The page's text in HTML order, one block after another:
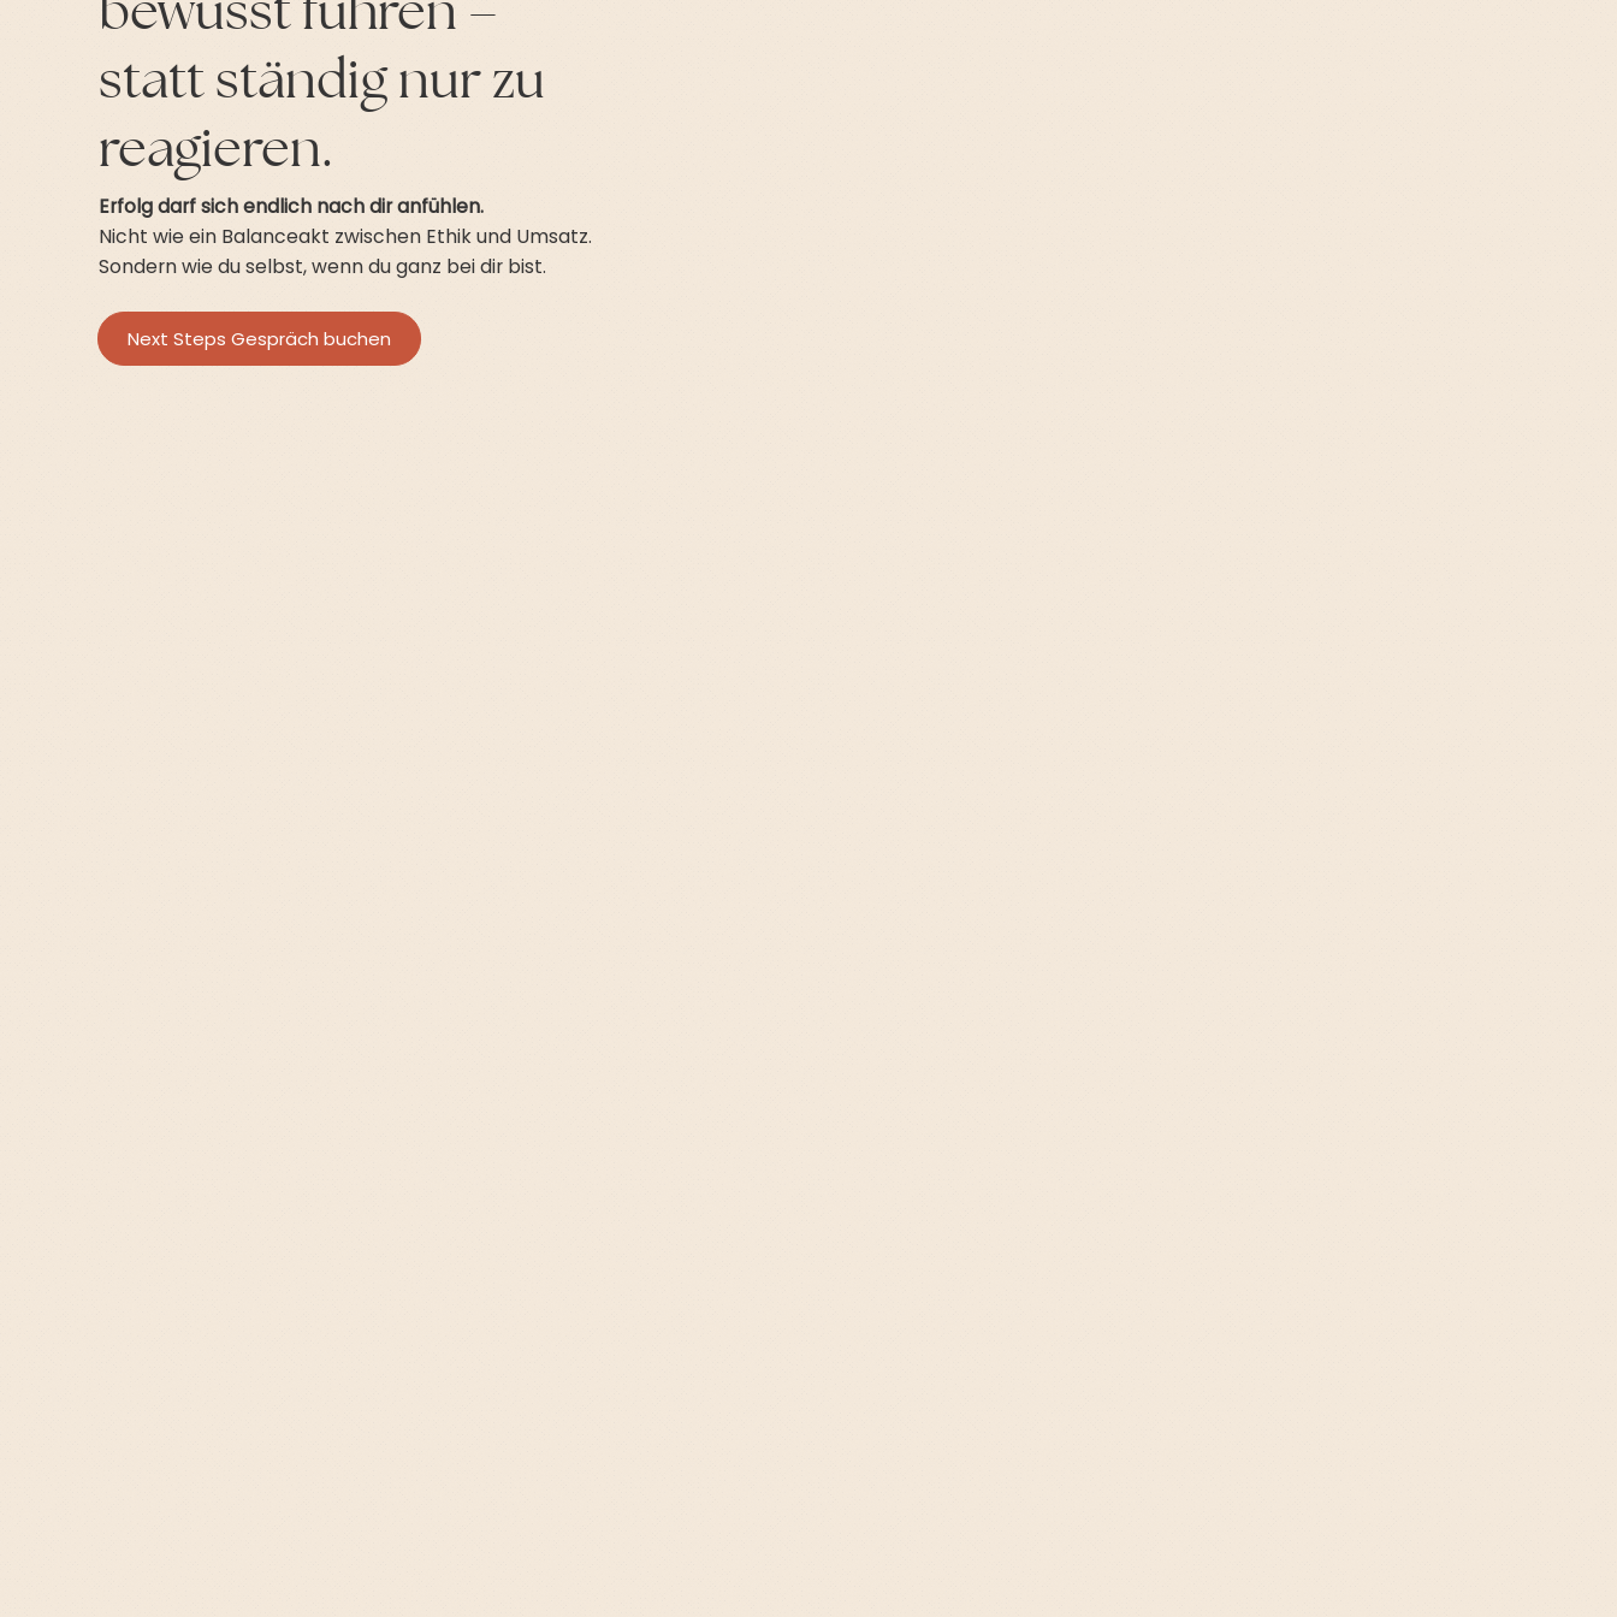
statt ständig nur zu
reagieren.
Erfolg darf sich endlich nach dir anfühlen.
Nicht wie ein Balanceakt zwischen Ethik und Umsatz.
Sondern wie du selbst, wenn du ganz bei dir bist.
Next Steps Gespräch buchen